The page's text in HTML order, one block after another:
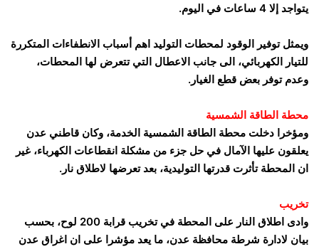
يتواجد إلا 4 ساعات في اليوم.
ويمثل توفير الوقود لمحطات التوليد اهم أسباب الانطفاءات المتكررة
للتيار الكهربائي، الى جانب الاعطال التي تتعرض لها المحطات،
وعدم توفر بعض قطع الغيار.
محطة الطاقة الشمسية
ومؤخرا دخلت محطة الطاقة الشمسية الخدمة، وكان قاطني عدن
يعلقون عليها الآمال في حل جزء من مشكلة انقطاعات الكهرباء، غير
ان المحطة تأثرت قدرتها التوليدية، بعد تعرضها لاطلاق نار.
تخريب
وادى اطلاق النار على المحطة في تخريب قرابة 200 لوح، بحسب
بيان لادارة شرطة محافظة عدن، ما يعد مؤشرا على ان اغراق عدن